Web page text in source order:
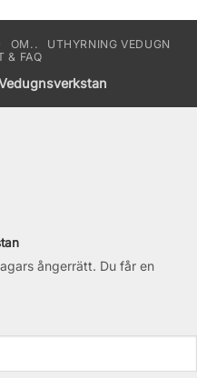
OM..
UTHYRNING VEDUGN
& FAQ
ångerrätt. Du får en